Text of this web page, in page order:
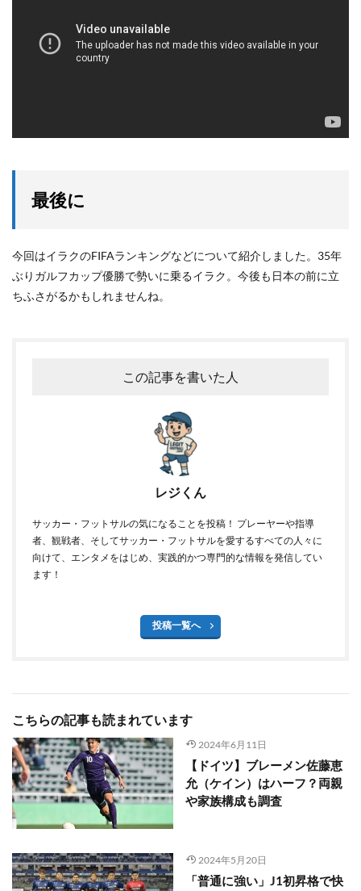
最後に
今回はイラクのFIFAランキングなどについて紹介しました。35年
ぶりガルフカップ優勝で勢いに乗るイラク。今後も日本の前に立
ちふさがるかもしれませんね。
この記事を書いた人
レジくん
サッカー・フットサルの気になることを投稿！ プレーヤーや指導
者、観戦者、そしてサッカー・フットサルを愛するすべての人々に
向けて、エンタメをはじめ、実践的かつ専門的な情報を発信してい
ます！
投稿一覧へ
こちらの記事も読まれています
2024年6月11日
【ドイツ】ブレーメン佐藤恵
允（ケイン）はハーフ？両親
や家族構成も調査
2024年5月20日
「普通に強い」J1初昇格で快